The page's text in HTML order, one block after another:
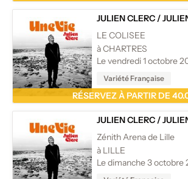
JULIEN CLERC /JULIEN
LE COLISEE
à CHARTRES
Le vendredi 1 octobre
Variété Française
RÉSERVEZ À PARTIR DE
JULIEN CLERC /JULIEN
Zénith Arena de Lille
à LILLE
Le dimanche 3 octobre